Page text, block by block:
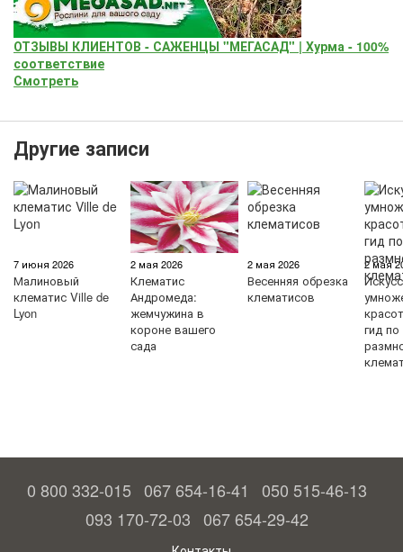
ОТЗЫВЫ КЛИЕНТОВ - САЖЕНЦЫ "МЕГАСАД" | Хурма - 100%
соответствие
Смотреть
Другие записи
7 июня 2026
Малиновый
клематис Ville de
Lyon
2 мая 2026
Клематис
Андромеда:
жемчужина в
короне вашего
сада
2 мая 2026
Весенняя обрезка
клематисов
2 мая
гид по
0 800 332-015 067 654-16-41
050 515-46-13
093 170-72-03 067 654-29-42